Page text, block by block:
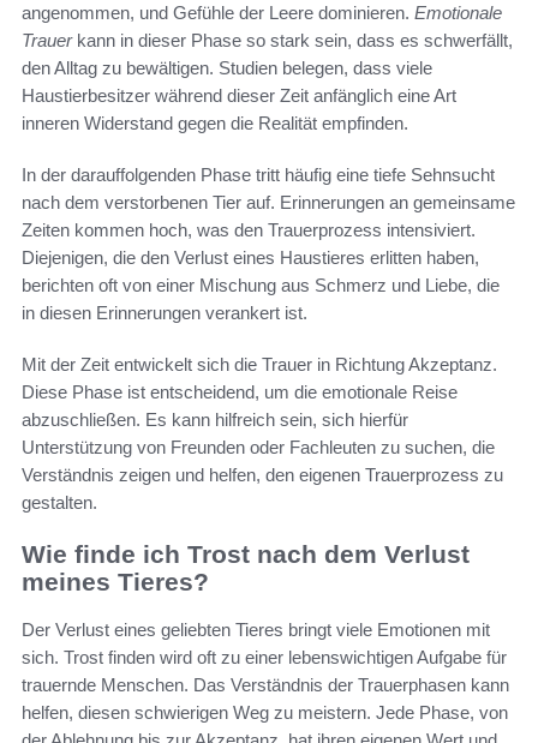
angenommen, und Gefühle der Leere dominieren. Emotionale
Trauerkann in dieser Phase so stark sein, dass es schwerfällt,
den Alltag zu bewältigen. Studien belegen, dass viele
Haustierbesitzer während dieser Zeit anfänglich eine Art
inneren Widerstand gegen die Realität empfinden.
In der darauffolgenden Phase tritt häufig eine tiefe Sehnsucht
nach dem verstorbenen Tier auf. Erinnerungen an gemeinsame
Zeiten kommen hoch, was den Trauerprozess intensiviert.
Diejenigen, die den Verlust eines Haustieres erlitten haben,
berichten oft von einer Mischung aus Schmerz und Liebe, die
in diesen Erinnerungen verankert ist.
Mit der Zeit entwickelt sich die Trauer in Richtung Akzeptanz.
Diese Phase ist entscheidend, um die emotionale Reise
abzuschließen. Es kann hilfreich sein, sich hierfür
Unterstützung von Freunden oder Fachleuten zu suchen, die
Verständnis zeigen und helfen, den eigenen Trauerprozess zu
gestalten.
Wie finde ich Trost nach dem Verlust
meines Tieres?
Der Verlust eines geliebten Tieres bringt viele Emotionen mit
sich. Trost finden wird oft zu einer lebenswichtigen Aufgabe für
trauernde Menschen. Das Verständnis der Trauerphasen kann
helfen, diesen schwierigen Weg zu meistern. Jede Phase, von